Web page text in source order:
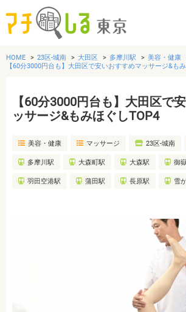
グルメ
美容・健康
歯医者・病院
HOME 23区-城南 大田区 多摩川駅 美容・健康
【60分3000円台も】大田区で安いおすすめマッサージ&も
【60分3000円台も】大田区で
ッサージ&もみほぐしTOP4
美容・健康 マッサージ 23区-城南
多摩川駅 大森町駅 大森駅 御
羽田空港駅 蒲田駅 長原駅 雪